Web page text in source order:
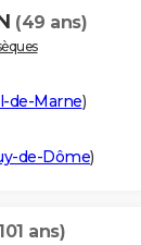
(49 ans)
de-Marne)
de-Dôme)
ans)